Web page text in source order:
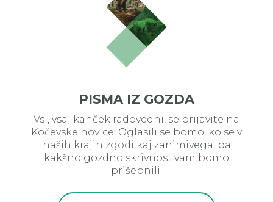
PISMA IZ GOZDA
Vsi, vsaj kanček radovedni, se prijavite na
Kočevske novice. Oglasili se bomo, ko se v
naših krajih zgodi kaj zanimivega, pa
kakšno gozdno skrivnost vam bomo
prišepnili.